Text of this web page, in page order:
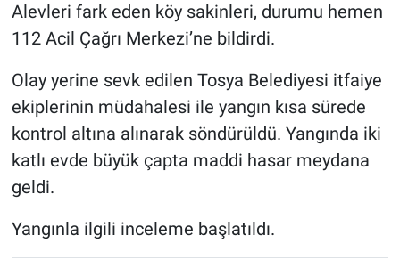
Alevleri fark eden köy sakinleri, durumu hemen
112 Acil Çağrı Merkezi’ne bildirdi.
Olay yerine sevk edilen Tosya Belediyesi itfaiye
ekiplerinin müdahalesi ile yangın kısa sürede
kontrol altına alınarak söndürüldü. Yangında iki
katlı evde büyük çapta maddi hasar meydana
geldi.
Yangınla ilgili inceleme başlatıldı.